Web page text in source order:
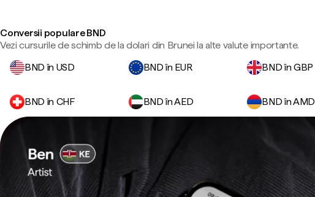
Conversii populare BND
Vezi cursurile de schimb de la dolari din Brunei la alte valute importante.
BND în USD
BND în EUR BND în GBP
BND în CHF BND în AED BND în AMD